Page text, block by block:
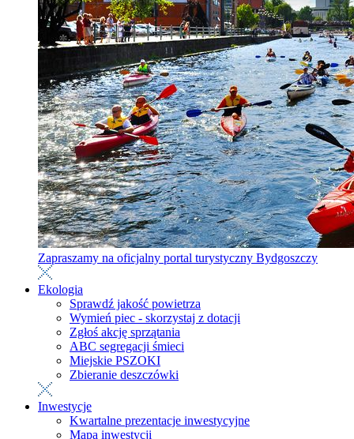
Zapraszamy na oficjalny portal turystyczny Bydgoszczy
Ekologia
Sprawdź jakość powietrza
Wymień piec - skorzystaj z dotacji
Zgłoś akcję sprzątania
ABC segregacji śmieci
Miejskie PSZOKI
Zbieranie deszczówki
Inwestycje
Kwartalne prezentacje inwestycyjne
Mapa inwestycji